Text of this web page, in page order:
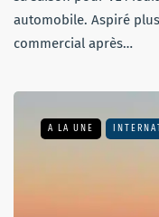
automobile. Aspiré
commercial après…
A LA UNE